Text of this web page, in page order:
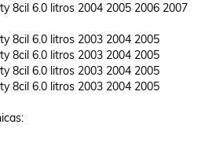
8cil 6.0 litros 2004 2005 2006 2007
8cil 6.0 litros 2003 2004 2005
8cil 6.0 litros 2003 2004 2005
8cil 6.0 litros 2003 2004 2005
8cil 6.0 litros 2003 2004 2005